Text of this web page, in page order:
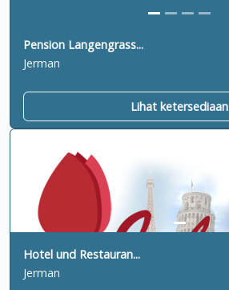
Pension Langengrass...
Jerman
Lihat ketersediaan
Hotel und Restauran...
Jerman